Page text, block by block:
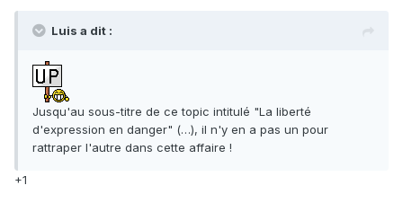
Luis a dit :
Jusqu'au sous-titre de ce topic intitulé "La liberté
d'expression en danger" (…), il n'y en a pas un pour
rattraper l'autre dans cette affaire !
+1